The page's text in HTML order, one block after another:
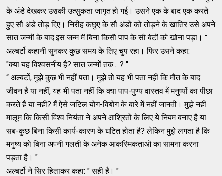
के अंडे देखकर उसकी उत्सुकता जागृत हो गई। उसने एक के बाद एक करते
हुए सौ अंडे तोड़ दिए। निरीह कछुए के सौ अंडों को तोड़ने के खातिर उसे अपने
सात जन्मों के बाद इस जन्म में बिना किसी पाप के सौ बेटों को खोना पड़ा। "
अल्बर्टो कहानी सुनकर कुछ समय के लिए चुप रहा। फिर उसने कहा:
"क्या यह विश्वसनीय है? सात जन्मों तक... ? "
“ अल्बर्टो, मुझे कुछ भी नहीं पता। मुझे तो यह भी पता नहीं कि मौत के बाद
जीवन है या नहीं, यह भी पता नहीं कि क्या पाप-पुण्य वास्तव में मनुष्यों का पीछा
करते हैं या नहीं? मैं ऐसे जटिल योग-वियोग के बारे में नहीं जानती। मुझे नहीं
मालूम कि किसी विश्व नियंता ने अपने आश्रितों के लिए ये नियम बनाए है या
सब-कुछ बिना किसी कार्य-कारण के घटित होता है? लेकिन मुझे लगता है कि
मनुष्य को बिना अपनी गलती के अनेक आकस्मिकताओं का सामना करना
पड़ता है। "
अल्बर्टो ने सिर हिलाकर कहा: " सही है। "